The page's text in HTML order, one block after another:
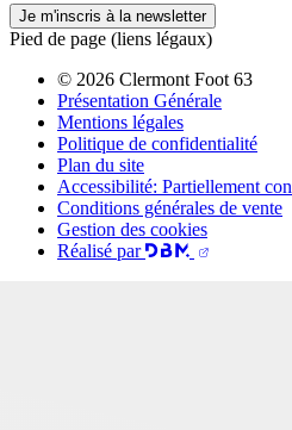
Je m'inscris à la newsletter
Pied de page (liens légaux)
© 2026 Clermont Foot 63
Présentation Générale
Mentions légales
Politique de confidentialité
Plan du site
Accessibilité: Partiellement
Conditions générales de vente
Gestion des cookies
Réalisé par